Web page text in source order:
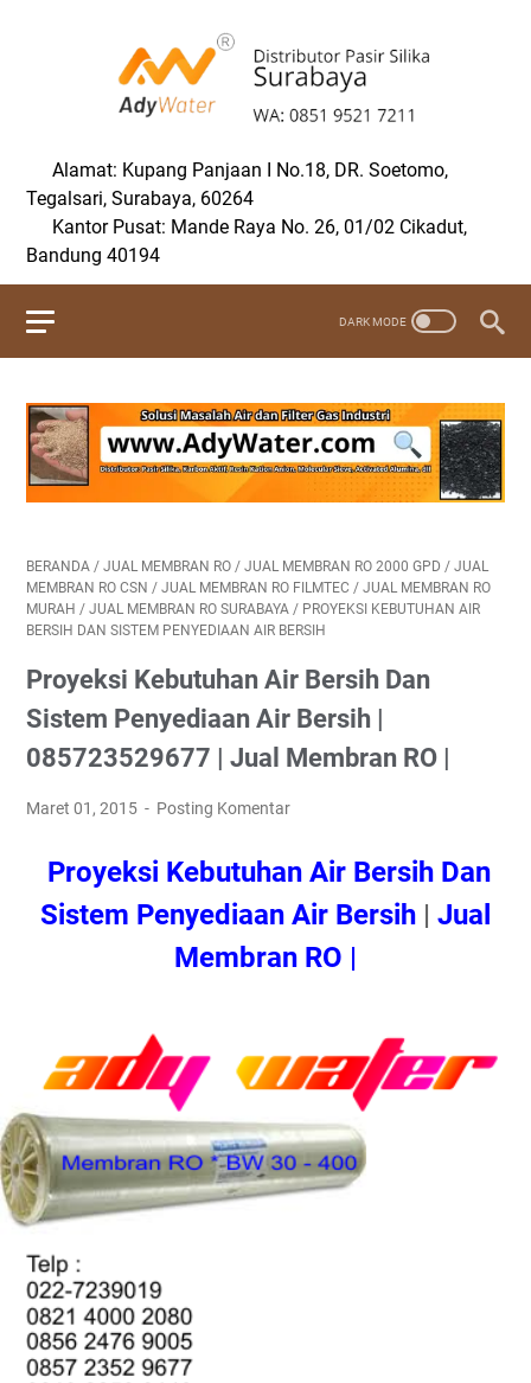
Alamat: Kupang Panjaan I No.18, DR. Soetomo,
Tegalsari, Surabaya, 60264
Kantor Pusat: Mande Raya No. 26, 01/02 Cikadut,
Bandung 40194
BERANDA / JUAL MEMBRAN RO / JUAL MEMBRAN RO 2000 GPD / JUAL
MEMBRAN RO CSN / JUAL MEMBRAN RO FILMTEC / JUAL MEMBRAN RO
MURAH / JUAL MEMBRAN RO SURABAYA / PROYEKSI KEBUTUHAN AIR
BERSIH DAN SISTEM PENYEDIAAN AIR BERSIH
Proyeksi Kebutuhan Air Bersih Dan
Sistem Penyediaan Air Bersih |
085723529677 | Jual Membran RO |
Maret 01, 2015 Posting Komentar
Proyeksi Kebutuhan Air Bersih Dan
Sistem Penyediaan Air Bersih | Jual
Membran RO |